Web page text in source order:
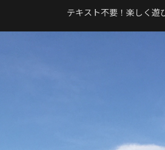
テキスト不要！楽しく遊